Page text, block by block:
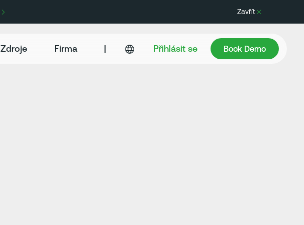
Zavřít
Zdroje Firma | Přihlásit se Book Demo
Book Demo